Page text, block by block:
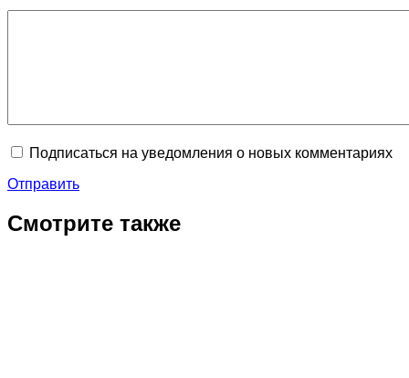
Подписаться на уведомления о новых комментариях
Отправить
Смотрите также